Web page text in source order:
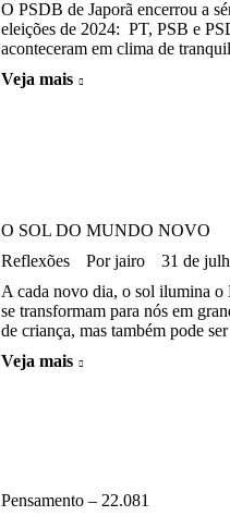
O PSDB de Japorã encerrou a
eleições de 2024: PT, PSB e
aconteceram em clima de
Veja mais
O SOL DO MUNDO NOVO
Reflexões
Porjairo 31 de
A cada novo dia, o sol ilumina o
se transformam para nós em
de criança, mas também pode
Veja mais
Pensamento – 22.081